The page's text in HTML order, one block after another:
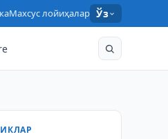
Махсус лойиҳалар Ўз